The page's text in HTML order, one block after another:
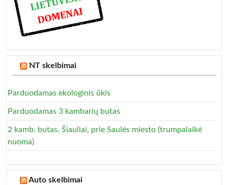
NT skelbimai
Parduodamas ekologinis ūkis
Parduodamas 3 kambarių butas
2 kamb. butas, Šiauliai, prie Saulės miesto (trumpalaikė
nuoma)
Auto skelbimai